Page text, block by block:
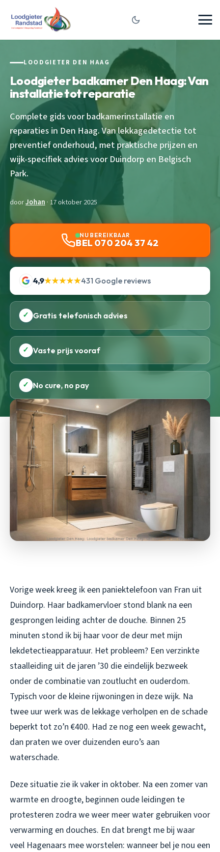
LOODGIETER DEN HAAG
Loodgieter badkamer Den Haag: Van
installatie tot reparatie
Complete gids voor badkamerinstallatie en
reparaties in Den Haag. Van lekkagedetectie tot
preventief onderhoud, met praktische prijzen en
wijk-specifiek advies voor Duindorp en Belgisch
Park.
doorJohan · 17 oktober 2025
NU BEREIKBAAR
BEL 070 204 37 42
4,9★★★★★431 Google reviews
✓ Gratis telefonisch advies
✓ Vaste prijs vooraf
✓ No cure, no pay
Vorige week kreeg ik een paniektelefoon van Fran uit
Duindorp. Haar badkamervloer stond blank na een
gesprongen leiding achter de douche. Binnen 25
minuten stond ik bij haar voor de deur met mijn
lekdetectieapparatuur. Het probleem? Een verzinkte
staalleiding uit de jaren ’30 die eindelijk bezweek
onder de combinatie van zoutlucht en ouderdom.
Typisch voor de kleine rijwoningen in deze wijk. Na
twee uur werk was de lekkage verholpen en de schade
beperkt tot zo’n €400. Had ze nog een week gewacht,
dan praten we over duizenden euro’s aan
waterschade.
Deze situatie zie ik vaker in oktober. Na een zomer van
warmte en droogte, beginnen oude leidingen te
protesteren zodra we weer meer water gebruiken voor
verwarming en douches. En dat brengt me bij waar
veel Hagenaars mee worstelen: wanneer bel je nou een